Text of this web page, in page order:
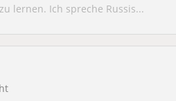
lernen. Ich spreche Russis...